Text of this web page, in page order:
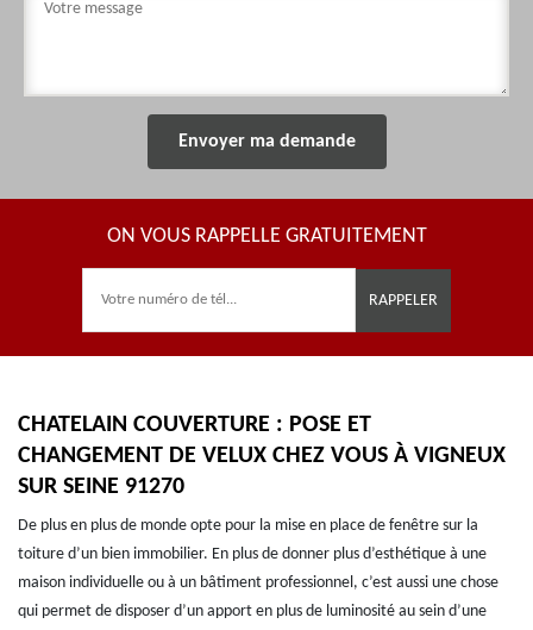
ON VOUS RAPPELLE GRATUITEMENT
CHATELAIN COUVERTURE : POSE ET
CHANGEMENT DE VELUX CHEZ VOUS À VIGNEUX
SUR SEINE 91270
De plus en plus de monde opte pour la mise en place de fenêtre sur la
toiture d’un bien immobilier. En plus de donner plus d’esthétique à une
maison individuelle ou à un bâtiment professionnel, c’est aussi une chose
qui permet de disposer d’un apport en plus de luminosité au sein d’une